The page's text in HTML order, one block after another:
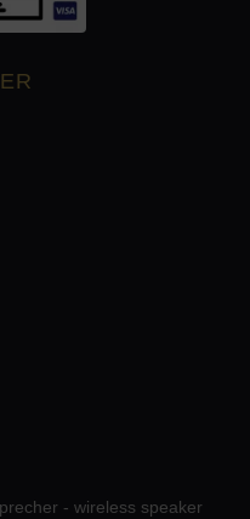
- wireless speaker